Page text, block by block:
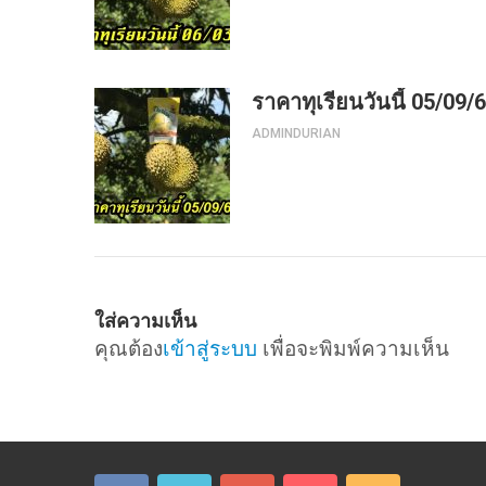
ราคาทุเรียนวันนี้ 05/09/
ADMINDURIAN
ใส่ความเห็น
คุณต้องเข้าสู่ระบบ เพื่อจะพิมพ์ความเห็น